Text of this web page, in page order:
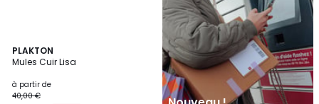
PLAKTON
Mules Cuir Lisa
à partir de
40,00 €
3
Couleurs